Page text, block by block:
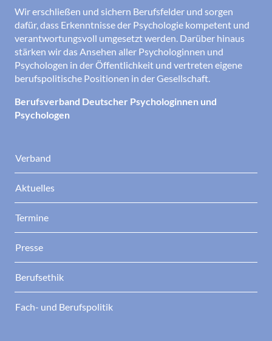
Wir erschließen und sichern Berufsfelder und sorgen
dafür, dass Erkenntnisse der Psychologie kompetent und
verantwortungsvoll umgesetzt werden. Darüber hinaus
stärken wir das Ansehen aller Psychologinnen und
Psychologen in der Öffentlichkeit und vertreten eigene
berufspolitische Positionen in der Gesellschaft.
Berufsverband Deutscher Psychologinnen und
Psychologen
Verband
Aktuelles
Termine
Presse
Berufsethik
Fach- und Berufspolitik